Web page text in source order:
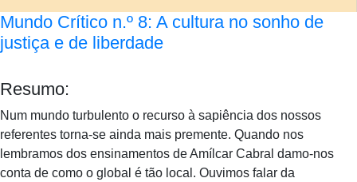
Mundo Crítico n.º 8: A cultura no sonho de
justiça e de liberdade
Resumo:
Num mundo turbulento o recurso à sapiência dos nossos
referentes torna-se ainda mais premente. Quando nos
lembramos dos ensinamentos de Amílcar Cabral damo-nos
conta de como o global é tão local. Ouvimos falar da